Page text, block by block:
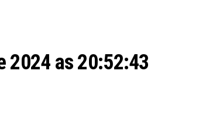
2024 as 20:52:43